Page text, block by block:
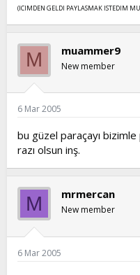
(ICIMDEN GELDI PAYLASMAK ISTEDIM
M muammer9
New member
6 Mar 2005
bu güzel paraçayı bizimle
razı olsun inş.
M mrmercan
New member
6 Mar 2005